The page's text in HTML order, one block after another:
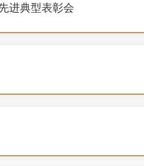
进典型表彰会